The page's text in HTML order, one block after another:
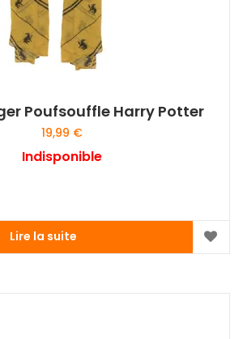
Poufsouffle Harry Potter
19,99 €
Indisponible
Lire la suite